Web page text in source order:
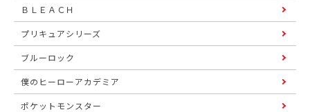
ＢＬＥＡＣＨ
プリキュアシリーズ
ブルーロック
僕のヒーローアカデミア
ポケットモンスター